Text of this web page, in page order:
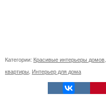
Категории: Красивые интерьеры домов,
квартиры, Интерьер для дома